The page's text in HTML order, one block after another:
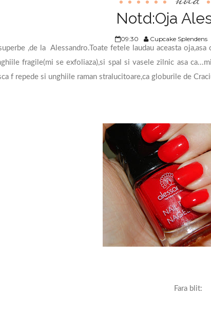
Notd:Oja
09:30 Cupcake Splendens
,de la Alessandro.Toate fetele laudau aceasta
fragile(mi se exfoliaza),si spal si vasele zilnic asa
f repede si unghiile raman stralucitoare,ca globurile de
Fara blit: